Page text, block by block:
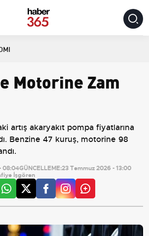
Motorine Zam
artış akaryakıt pompa fiyatlarına
Benzine 47 kuruş, motorine 98
08:04GÜNCELLEME:23 Temmuz 2026 - 13:00
İşgören